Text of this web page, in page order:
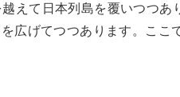
えて日本列島を覆いつつあ
広げてつつあります。ここ